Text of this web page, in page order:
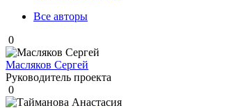
Все авторы
0
Масляков Сергей
Руководитель проекта
0